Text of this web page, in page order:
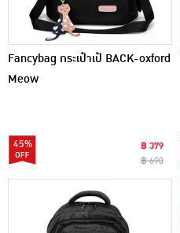
Fancybag กระเป๋าเป้ BACK-oxford
Meow
45%
฿ 379
฿ 690